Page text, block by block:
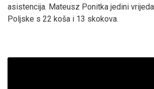
asistencija. Mateusz Ponitka jedini
Poljske s 22 koša i 13 skokova.